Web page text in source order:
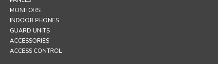
MONITORS
INDOOR PHONES
GUARD UNITS
ACCESSORIES
ACCESS CONTROL